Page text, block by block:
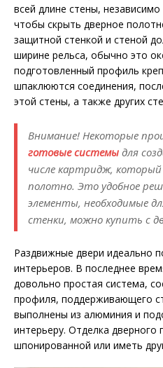
всей длине стены,
чтобы скрыть дверное
защитной стенкой и стеной
ширине рельса, обычно это
подготовленный профиль
шпаклюются соединения,
этой стены, а также других
Внимание! Некоторые
готовые системы для
числе картридж,
полотно. Это удобное
элементы, необходимые
стенки, можно купить с
Раздвижные двери идеально
интерьеров. В последнее
довольно простая система,
профиля, поддерживающего
выполнены из алюминия и
интерьеру. Отделка
шпонированной или иметь